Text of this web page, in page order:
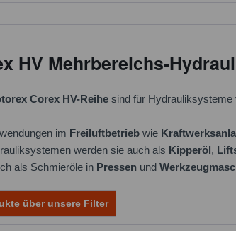
HV Mehrbereichs-
Corex HV-Reihe sind für Hydrauliksysteme
im Freiluftbetrieb wie
werden sie auch als Kipperöl,
als Schmieröle in Pressen und
über unsere Filter